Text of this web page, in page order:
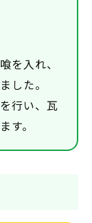
を入れ、
した。
行い、瓦
す。